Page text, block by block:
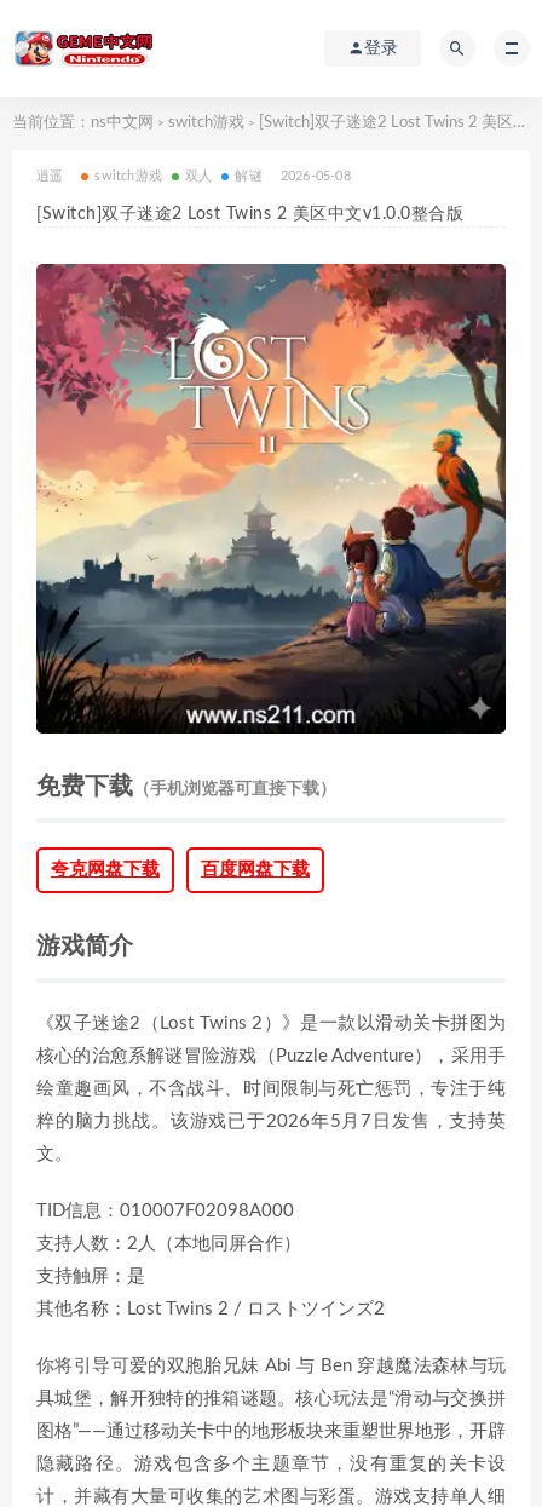
登录
当前位置： ns中文网 > switch游戏 > [Switch]双子迷途2 Lost Twins 2 美区中文v1.0.0整合版
逍遥 switch游戏 双人 解谜 2026-05-08
[Switch]双子迷途2 Lost Twins 2 美区中文v1.0.0整合版
免费下载 （手机浏览器可直接下载）
夸克网盘下载 百度网盘下载
游戏简介
《双子迷途2（Lost Twins 2）》是一款以滑动关卡拼图为
核心的治愈系解谜冒险游戏（Puzzle Adventure），采用手
绘童趣画风，不含战斗、时间限制与死亡惩罚，专注于纯
粹的脑力挑战。该游戏已于2026年5月7日发售，支持英
文。
TID信息：010007F02098A000
支持人数：2人（本地同屏合作）
支持触屏：是
其他名称：Lost Twins 2 / ロストツインズ2
你将引导可爱的双胞胎兄妹 Abi 与 Ben 穿越魔法森林与玩
具城堡，解开独特的推箱谜题。核心玩法是“滑动与交换拼
图格”——通过移动关卡中的地形板块来重塑世界地形，开辟
隐藏路径。游戏包含多个主题章节，没有重复的关卡设
计，并藏有大量可收集的艺术图与彩蛋。游戏支持单人细